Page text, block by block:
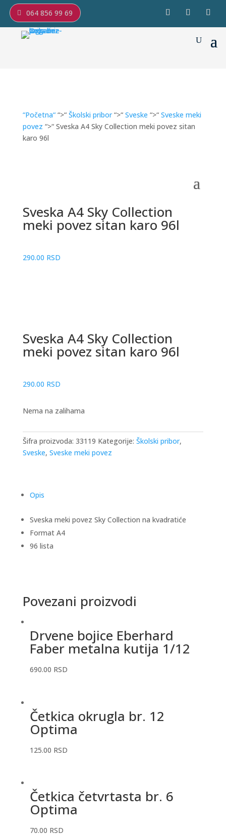
064 856 99 69
“Početna““>“ Školski pribor“>“ Sveske “>“ Sveske meki
povez “>“ Sveska A4 Sky Collection meki povez sitan
karo 96l
Sveska A4 Sky Collection
meki povez sitan karo 96l
290.00 RSD
Sveska A4 Sky Collection
meki povez sitan karo 96l
290.00 RSD
Nema na zalihama
Šifra proizvoda: 33119 Kategorije: Školski pribor,
Sveske, Sveske meki povez
Opis
Sveska meki povez Sky Collection na kvadratiće
Format A4
96 lista
Povezani proizvodi
Drvene bojice Eberhard
Faber metalna kutija 1/12
690.00 RSD
Četkica okrugla br. 12
Optima
125.00 RSD
Četkica četvrtasta br. 6
Optima
70.00 RSD